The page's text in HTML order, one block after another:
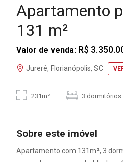
Apartamento
131 m²
Valor de venda: R$
Jurerê, Florianópolis, SC
231m² 3 dormitórios
Sobre este imóvel
Apartamento com 131m², 3